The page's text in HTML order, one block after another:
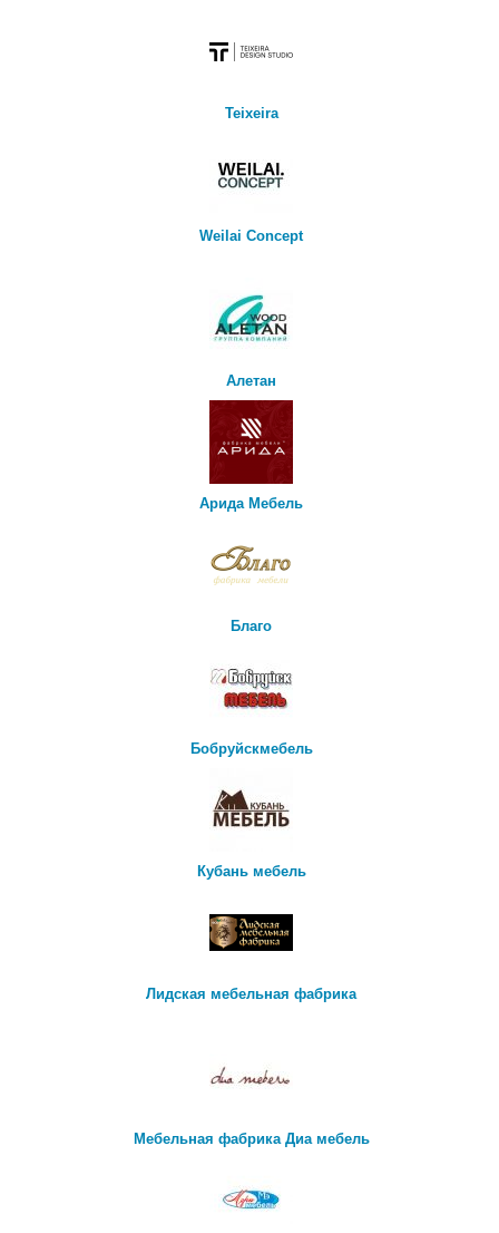
Teixeira
Weilai Concept
Алетан
Арида Мебель
Благо
Бобруйскмебель
Кубань мебель
Лидская мебельная фабрика
Мебельная фабрика Диа мебель